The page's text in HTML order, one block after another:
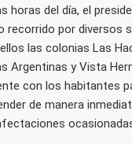
horas del día, el
recorrido por diversos
las colonias Las
Argentinas y Vista
con los habitantes
de manera